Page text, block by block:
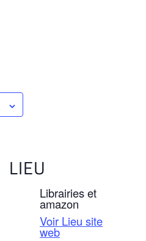
LIEU
Librairies et
amazon
Voir Lieu site
web